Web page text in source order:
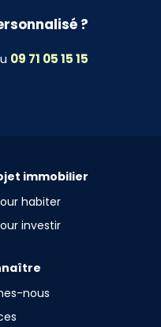
?
09 71 05 15 15
immobilier
habiter
investir
nous